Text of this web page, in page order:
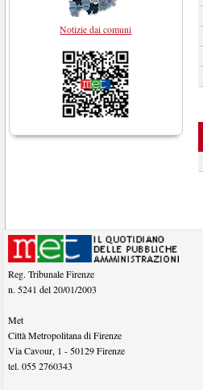
Notizie dai comuni
Reg. Tribunale Firenze
n. 5241 del 20/01/2003
Met
Città Metropolitana di Firenze
Via Cavour, 1 - 50129 Firenze
tel.055 2760343